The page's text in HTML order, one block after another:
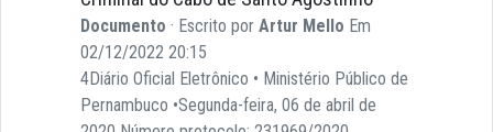
Documento · Escrito por Artur Mello Em
02/12/2022 20:15
4Diário Oficial Eletrônico • Ministério Público de
Pernambuco •Segunda-feira, 06 de abril de